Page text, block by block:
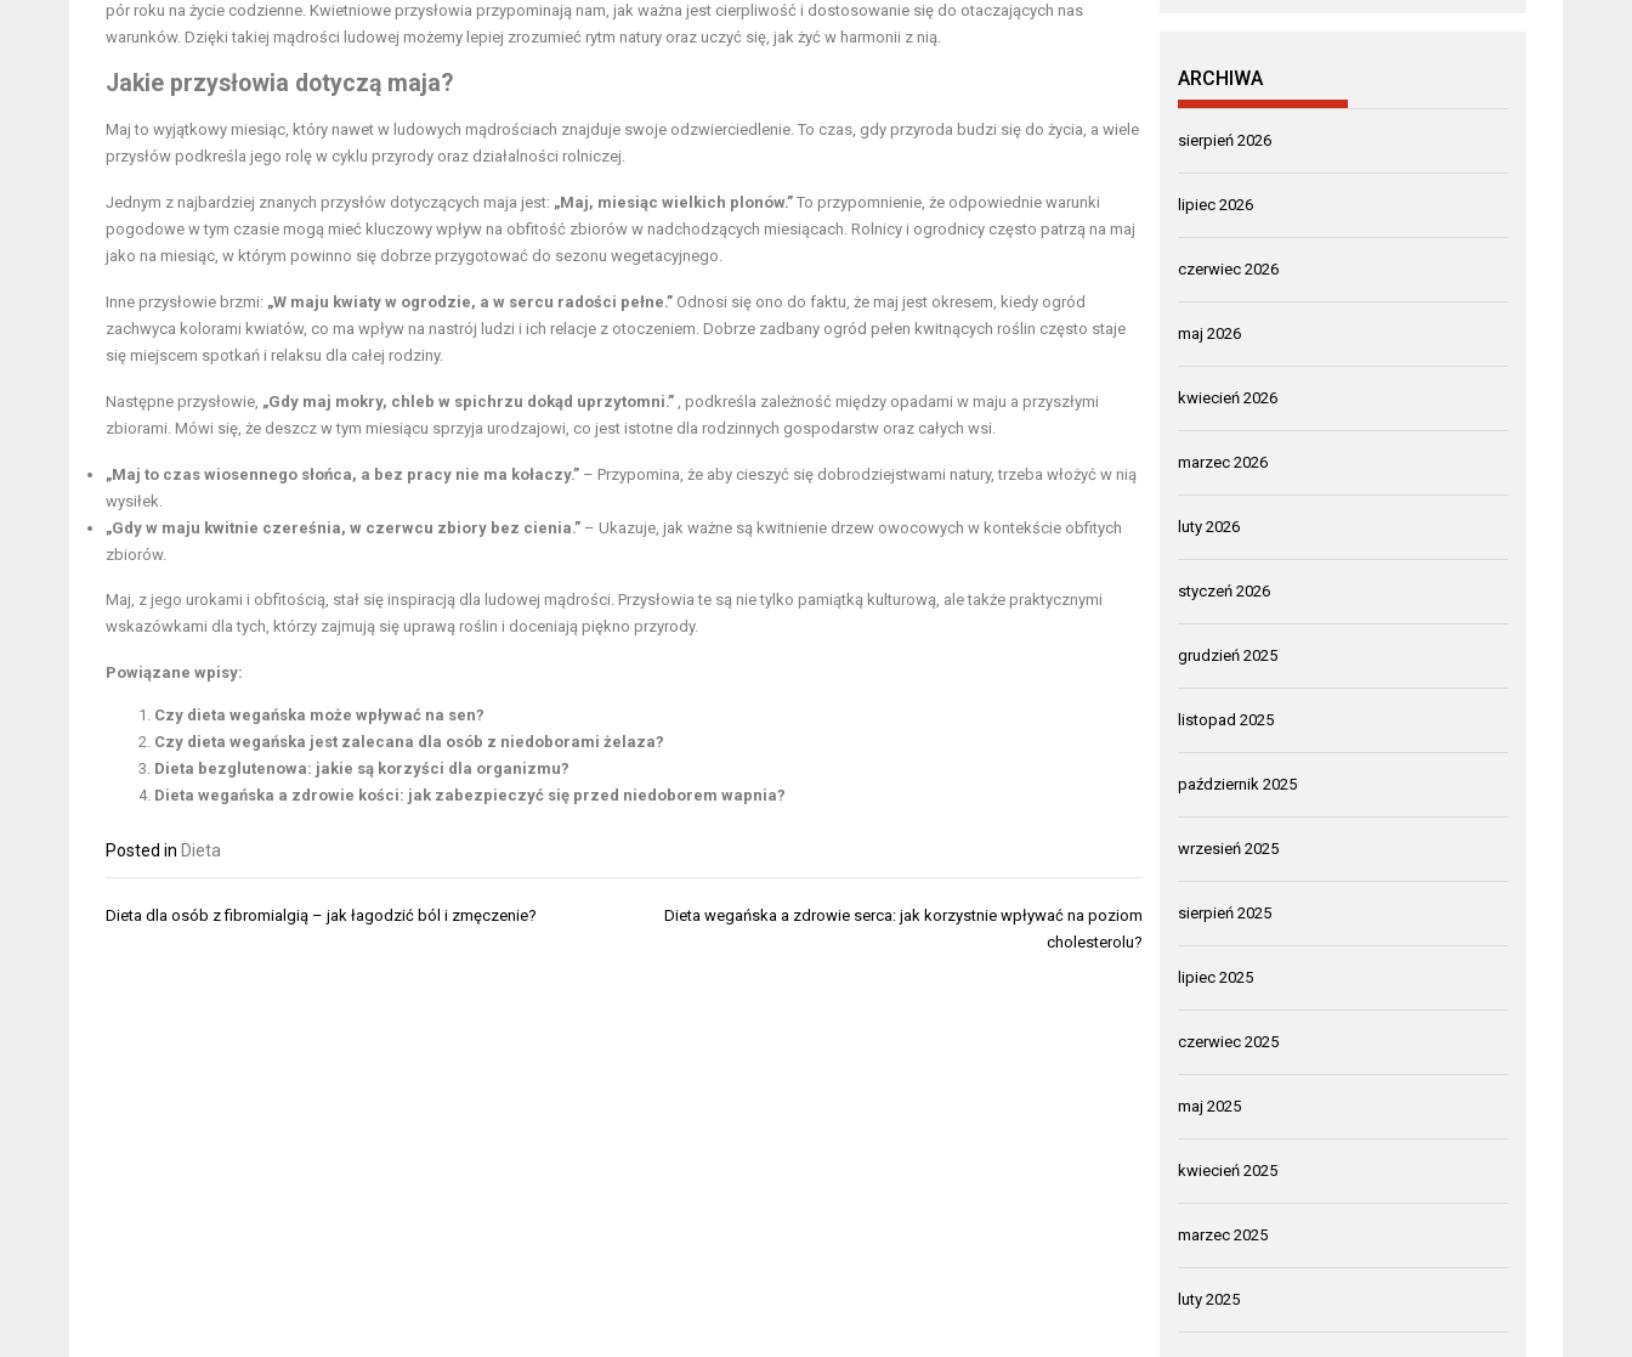
pór roku na życie codzienne. Kwietniowe przysłowia przypominają nam, jak ważna jest cierpliwość i dostosowanie się do otaczających nas
warunków. Dzięki takiej mądrości ludowej możemy lepiej zrozumieć rytm natury oraz uczyć się, jak żyć w harmonii z nią.
Jakie przysłowia dotyczą maja?
Maj to wyjątkowy miesiąc, który nawet w ludowych mądrościach znajduje swoje odzwierciedlenie. To czas, gdy przyroda budzi się do życia, a wiele
przysłów podkreśla jego rolę w cyklu przyrody oraz działalności rolniczej.
Jednym z najbardziej znanych przysłów dotyczących maja jest: „Maj, miesiąc wielkich plonów.” To przypomnienie, że odpowiednie warunki
pogodowe w tym czasie mogą mieć kluczowy wpływ na obfitość zbiorów w nadchodzących miesiącach. Rolnicy i ogrodnicy często patrzą na maj
jako na miesiąc, w którym powinno się dobrze przygotować do sezonu wegetacyjnego.
Inne przysłowie brzmi: „W maju kwiaty w ogrodzie, a w sercu radości pełne.” Odnosi się ono do faktu, że maj jest okresem, kiedy ogród
zachwyca kolorami kwiatów, co ma wpływ na nastrój ludzi i ich relacje z otoczeniem. Dobrze zadbany ogród pełen kwitnących roślin często staje
się miejscem spotkań i relaksu dla całej rodziny.
Następne przysłowie, „Gdy maj mokry, chleb w spichrzu dokąd uprzytomni.” , podkreśla zależność między opadami w maju a przyszłymi
zbiorami. Mówi się, że deszcz w tym miesiącu sprzyja urodzajowi, co jest istotne dla rodzinnych gospodarstw oraz całych wsi.
„Maj to czas wiosennego słońca, a bez pracy nie ma kołaczy.” – Przypomina, że aby cieszyć się dobrodziejstwami natury, trzeba włożyć w nią
wysiłek.
„Gdy w maju kwitnie czereśnia, w czerwcu zbiory bez cienia.” – Ukazuje, jak ważne są kwitnienie drzew owocowych w kontekście obfitych
zbiorów.
Maj, z jego urokami i obfitością, stał się inspiracją dla ludowej mądrości. Przysłowia te są nie tylko pamiątką kulturową, ale także praktycznymi
wskazówkami dla tych, którzy zajmują się uprawą roślin i doceniają piękno przyrody.
Powiązane wpisy:
Czy dieta wegańska może wpływać na sen?
Czy dieta wegańska jest zalecana dla osób z niedoborami żelaza?
Dieta bezglutenowa: jakie są korzyści dla organizmu?
Dieta wegańska a zdrowie kości: jak zabezpieczyć się przed niedoborem wapnia?
Posted in Dieta
Nawigacja
Dieta dla osób z fibromialgią – jak łagodzić ból i zmęczenie?
Dieta wegańska a zdrowie serca: jak korzystnie wpływać na poziom
cholesterolu?
ARCHIWA
sierpień 2026
lipiec 2026
czerwiec 2026
maj 2026
kwiecień 2026
marzec 2026
luty 2026
styczeń 2026
grudzień 2025
listopad 2025
październik 2025
wrzesień 2025
sierpień 2025
lipiec 2025
czerwiec 2025
maj 2025
kwiecień 2025
marzec 2025
luty 2025